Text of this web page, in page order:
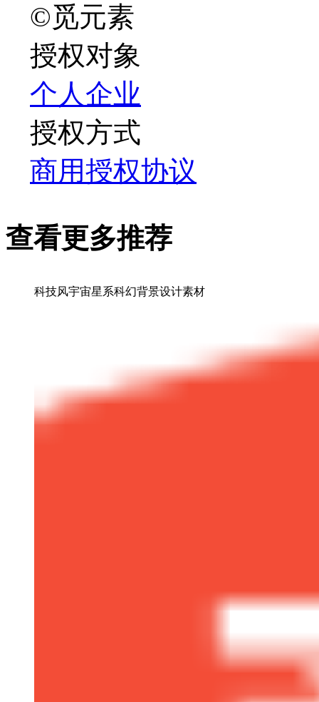
©觅元素
授权对象
个人企业
授权方式
商用授权协议
查看更多推荐
科技风宇宙星系科幻背景设计素材